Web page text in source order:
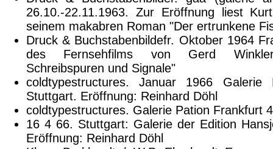
26.10.-22.11.1963. Zur Eröffnung liest
seinem makabren Roman "Der ertrunkene
Druck & Buchstabenbildefr. Oktober 1964
des Fernsehfilms von Gerd Winkler
Schreibspuren und Signale"
coldtypestructures. Januar 1966 Galerie
Stuttgart. Eröffnung: Reinhard Döhl
coldtypestructures. Galerie Pation Frankfurt
16 4 66. Stuttgart: Galerie der Edition
Eröffnung: Reinhard Döhl